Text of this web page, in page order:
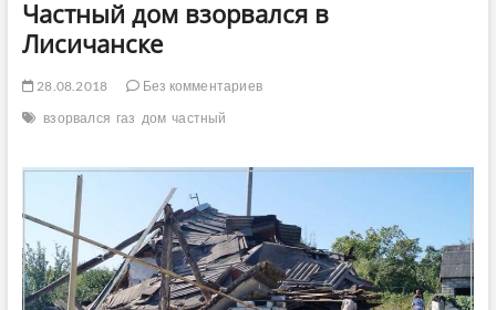
Частный дом взорвался в
Лисичанске
28.08.2018
Без комментариев
взорвался газ дом частный